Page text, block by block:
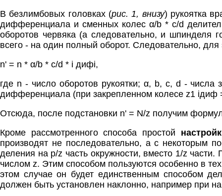
В безлимбовых головках (рис. 1, внизу) рукоятка
дифференциала и сменных колес α/b * c/d
оборотов червяка (а следовательно, и шпинделя
всего - на один полный оборот. Следовательно,
n' = n * α/b * c/d * i дифi,
где n - число оборотов рукоятки; α, b, c, d - числа
дифференциала (при закрепленном колесе z1
Отсюда, после подстановки n' = N/z получим
Кроме рассмотренного способа простой
производят не последовательно, а с некоторым
деления на p/z часть окружности, вместо 1/z
числом z. Этим способом пользуются особенно в
этом случае он будет единственным способом
должен быть установлен наклонно, например при